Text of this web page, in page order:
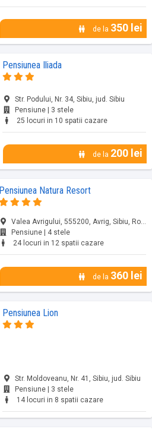
de la 350 lei
Pensiunea Iliada
Str. Podului, Nr. 34, Sibiu, jud. Sibiu
Pensiune | 3 stele
25 locuri in 10 spatii cazare
de la 200 lei
Pensiunea Natura Resort
Valea Avrigului, 555200, Avrig, Sibiu, Romania, Sibiu, jud. Sibiu
Pensiune | 4 stele
24 locuri in 12 spatii cazare
de la 360 lei
Pensiunea Lion
Str. Moldoveanu, Nr. 41, Sibiu, jud. Sibiu
Pensiune | 3 stele
14 locuri in 8 spatii cazare